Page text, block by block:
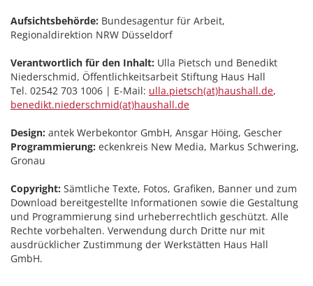
Aufsichtsbehörde: Bundesagentur für Arbeit,
Regionaldirektion NRW Düsseldorf
Verantwortlich für den Inhalt: Ulla Pietsch und Benedikt
Niederschmid, Öffentlichkeitsarbeit Stiftung Haus Hall
Tel. 02542 703 1006 | E-Mail: ulla.pietsch(at)haushall.de,
benedikt.niederschmid(at)haushall.de
Design: antek Werbekontor GmbH, Ansgar Höing, Gescher
Programmierung: eckenkreis New Media, Markus Schwering,
Gronau
Copyright: Sämtliche Texte, Fotos, Grafiken, Banner und zum
Download bereitgestellte Informationen sowie die Gestaltung
und Programmierung sind urheberrechtlich geschützt. Alle
Rechte vorbehalten. Verwendung durch Dritte nur mit
ausdrücklicher Zustimmung der Werkstätten Haus Hall
GmbH.